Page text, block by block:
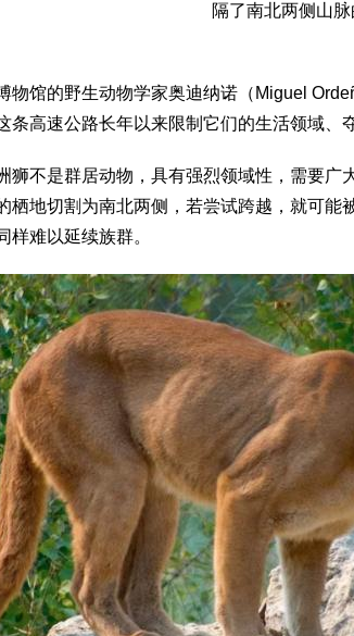
隔了南北两侧山
物馆的野生动物学家奥迪纳诺（Miguel
条高速公路长年以来限制它们的生活领域、
狮不是群居动物，具有强烈领域性，需要广
栖地切割为南北两侧，若尝试跨越，就可能
样难以延续族群。